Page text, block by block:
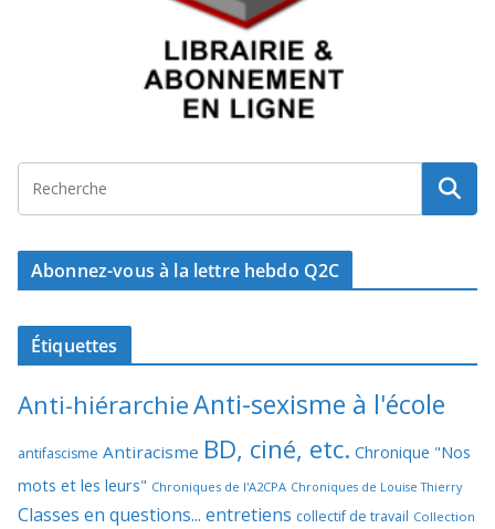
Abonnez-vous à la lettre hebdo Q2C
Étiquettes
Anti-hiérarchieAnti-sexisme à l'école
antifascisme Antiracisme BD, ciné, etc. Chronique "Nos
mots et les leurs" Chroniques de l'A2CPA Chroniques de Louise Thierry
Classes en questions... entretiens collectif de travail Collection